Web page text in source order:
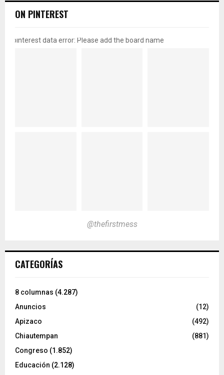
ON PINTEREST
pinterest data error: Please add the board name
@thefirstmess
CATEGORÍAS
8 columnas (4.287)
Anuncios
(12)
Apizaco
(492)
Chiautempan
(881)
Congreso (1.852)
Educación (2.128)